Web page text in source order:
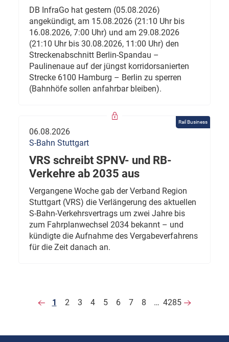
DB InfraGo hat gestern (05.08.2026)
angekündigt, am 15.08.2026 (21:10 Uhr bis
16.08.2026, 7:00 Uhr) und am 29.08.2026
(21:10 Uhr bis 30.08.2026, 11:00 Uhr) den
Streckenabschnitt Berlin-Spandau –
Paulinenaue auf der jüngst korridorsanierten
Strecke 6100 Hamburg – Berlin zu sperren
(Bahnhöfe sollen anfahrbar bleiben).
Rail Business
06.08.2026
S-Bahn Stuttgart
VRS schreibt SPNV- und RB-
Verkehre ab 2035 aus
Vergangene Woche gab der Verband Region
Stuttgart (VRS) die Verlängerung des aktuellen
S-Bahn-Verkehrsvertrags um zwei Jahre bis
zum Fahrplanwechsel 2034 bekannt – und
kündigte die Aufnahme des Vergabeverfahrens
für die Zeit danach an.
1 2 3 4 5 6 7 8 … 4285